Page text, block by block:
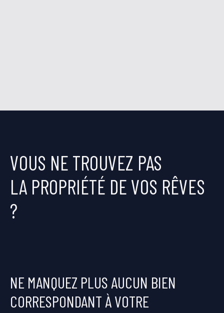
VOUS NE TROUVEZ PAS
LA PROPRIÉTÉ DE VOS RÊVES
?
NE MANQUEZ PLUS AUCUN BIEN
CORRESPONDANT À VOTRE